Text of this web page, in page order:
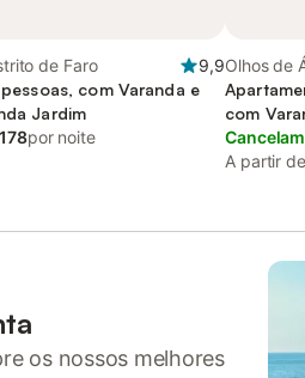
de Faro
9,9
com Varanda e
Jardim
por noite
Olhos de
com
A partir
os nossos melhores